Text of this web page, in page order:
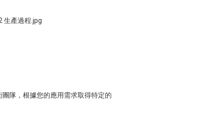
隊，根據您的應用需求取得特定的